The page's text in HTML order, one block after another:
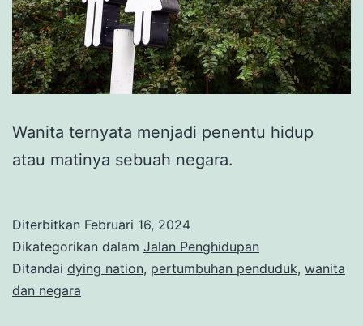
Wanita ternyata menjadi penentu hidup
atau matinya sebuah negara.
Diterbitkan Februari 16, 2024
Dikategorikan dalam Jalan Penghidupan
Ditandai dying nation, pertumbuhan penduduk, wanita
dan negara